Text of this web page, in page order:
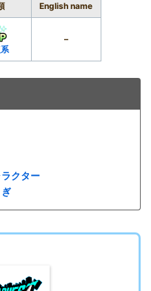
English name
–
クター